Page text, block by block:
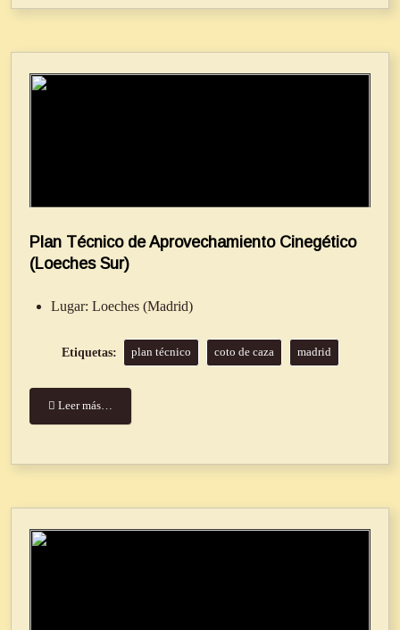
Plan Técnico de Aprovechamiento Cinegético
(Loeches Sur)
Lugar: Loeches (Madrid)
plan técnico coto de caza madrid
Leer más…